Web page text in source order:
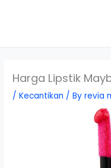
Harga Lipstik
/Kecantikan / Byrevia